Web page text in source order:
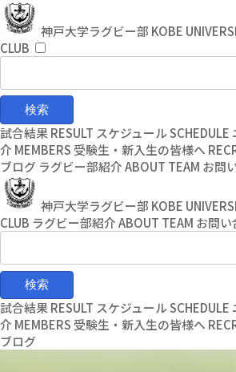
コ
ン
テ
ン
へ
キ
ッ
プ
ナ
ビ
ゲ
ー
ョ
に
移
動
神戸大学ラグビー部 KOBE
CLUB
試合結果RESULT スケジュールSCHEDULE
介 MEMBERS 受験生・新入生の皆様へ
ブログ ラグビー部紹介ABOUT TEAM お問
神戸大学ラグビー部 KOBE
CLUB ラグビー部紹介ABOUT TEAM お問い
試合結果RESULT スケジュールSCHEDULE
介 MEMBERS 受験生・新入生の皆様へ
ブログ